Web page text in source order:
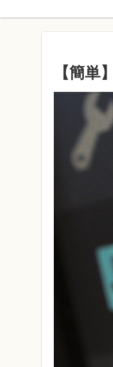
【簡